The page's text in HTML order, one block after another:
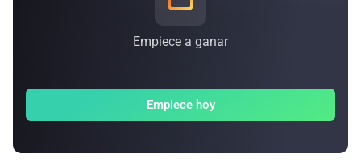
Empiece a ganar
Empiece hoy